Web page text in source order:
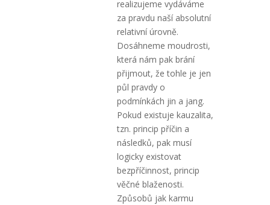
realizujeme vydáváme
za pravdu naší absolutní
relativní úrovně.
Dosáhneme moudrosti,
která nám pak brání
přijmout, že tohle je jen
půl pravdy o
podmínkách jin a jang.
Pokud existuje kauzalita,
tzn. princip příčin a
následků, pak musí
logicky existovat
bezpříčinnost, princip
věčné blaženosti.
Způsobů jak karmu